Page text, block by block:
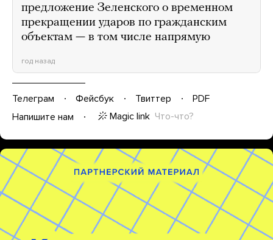
предложение Зеленского о временном
прекращении ударов по гражданским
объектам — в том числе напрямую
год назад
Телеграм Фейсбук Твиттер
PDF
Напишите нам
Magic link Что-что?